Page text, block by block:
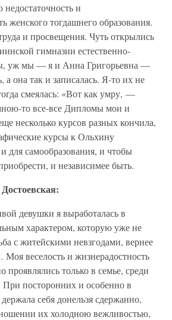
и
женского тогдашнего образования.
и просвещения. Чуть открылись
гимназии естественно-
уж мы — я и Анна Григорьевна —
а она так и записалась. Я-то их не
смеялась: «Вот как умру, —
то все-все Дипломы мои и
несколько курсов разных кончила,
курсы к Ольхину
для самообразования, и чтобы
и независимее быть.
девушки я выработалась в
характером, которую уже не
с житейскими невзгодами, вернее
Моя веселость и жизнерадостность
проявлялись только в семье, среди
посторонних и особенно в
себя донельзя сдержанно,
их холодною вежливостью,